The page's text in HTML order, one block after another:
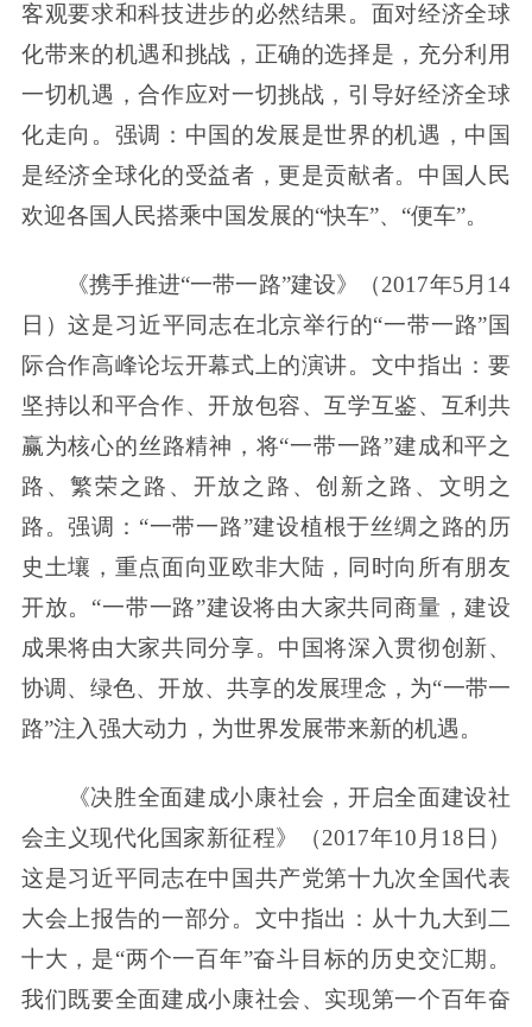
客观要求和科技进步的必然结果。面对经济全球
化带来的机遇和挑战，正确的选择是，充分利用
一切机遇，合作应对一切挑战，引导好经济全球
化走向。强调：中国的发展是世界的机遇，中国
是经济全球化的受益者，更是贡献者。中国人民
欢迎各国人民搭乘中国发展的“快车”、“便车”。
《携手推进“一带一路”建设》（2017年5月14
日）这是习近平同志在北京举行的“一带一路”国
际合作高峰论坛开幕式上的演讲。文中指出：要
坚持以和平合作、开放包容、互学互鉴、互利共
赢为核心的丝路精神，将“一带一路”建成和平之
路、繁荣之路、开放之路、创新之路、文明之
路。强调：“一带一路”建设植根于丝绸之路的历
史土壤，重点面向亚欧非大陆，同时向所有朋友
开放。“一带一路”建设将由大家共同商量，建设
成果将由大家共同分享。中国将深入贯彻创新、
协调、绿色、开放、共享的发展理念，为“一带一
路”注入强大动力，为世界发展带来新的机遇。
《决胜全面建成小康社会，开启全面建设社
会主义现代化国家新征程》（2017年10月18日）
这是习近平同志在中国共产党第十九次全国代表
大会上报告的一部分。文中指出：从十九大到二
十大，是“两个一百年”奋斗目标的历史交汇期。
我们既要全面建成小康社会、实现第一个百年奋